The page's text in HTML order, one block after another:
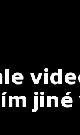
jiné